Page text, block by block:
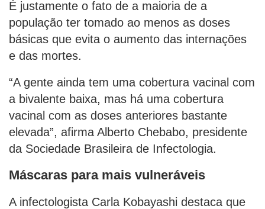
É justamente o fato de a maioria de a
população ter tomado ao menos as doses
básicas que evita o aumento das internações
e das mortes.
“A gente ainda tem uma cobertura vacinal com
a bivalente baixa, mas há uma cobertura
vacinal com as doses anteriores bastante
elevada”, afirma Alberto Chebabo, presidente
da Sociedade Brasileira de Infectologia.
Máscaras para mais vulneráveis
A infectologista Carla Kobayashi destaca que